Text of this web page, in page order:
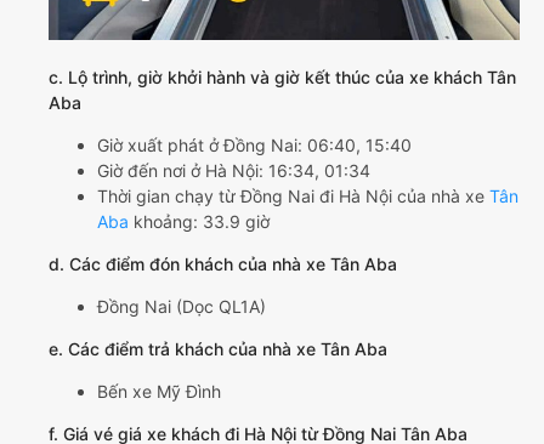
c. Lộ trình, giờ khởi hành và giờ kết thúc của xe khách Tân
Aba
Giờ xuất phát ở Đồng Nai: 06:40, 15:40
Giờ đến nơi ở Hà Nội: 16:34, 01:34
Thời gian chạy từ Đồng Nai đi Hà Nội của nhà xe Tân
Aba khoảng: 33.9 giờ
d. Các điểm đón khách của nhà xe Tân Aba
Đồng Nai (Dọc QL1A)
e. Các điểm trả khách của nhà xe Tân Aba
Bến xe Mỹ Đình
f. Giá vé giá xe khách đi Hà Nội từ Đồng Nai Tân Aba